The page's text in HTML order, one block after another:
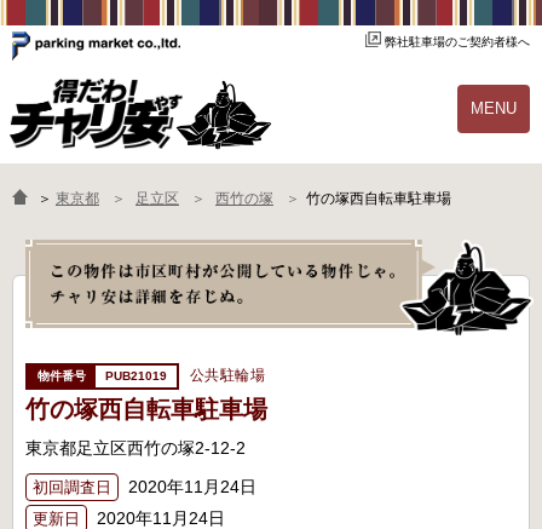
弊社駐車場のご契約者様へ
MENU
物件一覧 ご契約の流れ
よくあるご質問 駐輪場オーナー様へ
＞ 東京都 足立区 西竹の塚 竹の塚西自転車駐車場
PUB21019 公共駐輪場
竹の塚西自転車駐車場
東京都足立区西竹の塚2-12-2
初回調査日 2020年11月24日
更新日 2020年11月24日